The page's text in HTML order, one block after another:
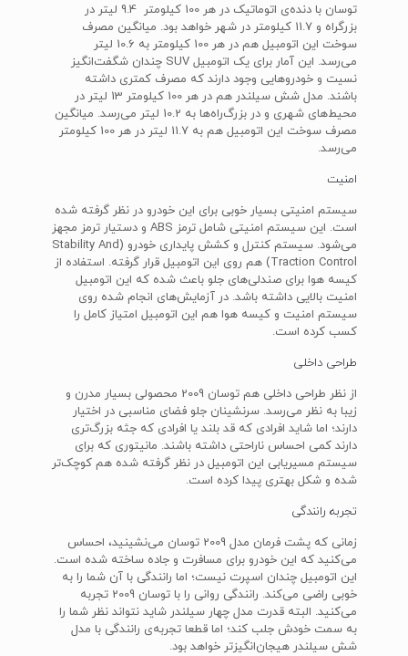
توسان با دنده‌ی اتوماتیک در هر 100 کیلومتر 9.4 لیتر در
بزرگراه و 11.7 کیلومتر در شهر خواهد بود. میانگین مصرف
سوخت این اتومبیل هم در هر 100 کیلومتر به 10.6 لیتر
می‌رسد. این آمار برای یک اتومبیل SUV‌ چندان شگفت‌انگیز
نسیت و خودروهایی وجود دارند که مصرف کمتری داشته
باشند. مدل شش سیلندر هم در هر 100 کیلومتر 13 لیتر در
محیط‌های شهری و در بزرگ‌راه‌ها به 10.2 لیتر می‌رسد. میانگین
مصرف سوخت این اتومبیل هم به 11.7 لیتر در هر 100 کیلومتر
می‌رسد.
امنیت
سیستم امنیتی بسیار خوبی برای این خودرو در نظر گرفته شده
است. این سیستم امنیتی شامل ترمز ABS و دستیار ترمز مجهز
می‌شود. سیستم کنترل و کشش پایداری خودرو (Stability And
Traction Control) هم روی این اتومبیل قرار گرفته. استفاده از
کیسه‌ هوا برای صندلی‌های جلو باعث شده که این اتومبیل
امنیت بالایی داشته باشد. در آزمایش‌های انجام شده روی
سیستم امنیت و کیسه‌ هوا هم این اتومبیل امتیاز کامل را
کسب کرده است.
طراحی داخلی
از نظر طراحی داخلی هم توسان 2009 محصولی بسیار مدرن و
زیبا به نظر می‌رسد. سرنشینان جلو فضای مناسبی در اختیار
دارند؛ اما شاید افرادی که قد بلند یا افرادی که جثه بزرگ‌تری
دارند کمی احساس ناراحتی داشته باشند. مانیتوری که برای
سیستم مسیریابی این اتومبیل در نظر گرفته شده هم کوچک‌تر
شده و شکل بهتری پیدا کرده است.
تجربه رانندگی
زمانی که پشت فرمان مدل 2009 توسان می‌نشینید، احساس
می‌کنید که این خودرو برای مسافرت و جاده ساخته شده است.
این اتومبیل چندان اسپرت نیست؛ اما رانندگی با آن شما را به
خوبی راضی می‌کند. رانندگی روانی را با توسان 2009 تجربه
می‌کنید. البته قدرت مدل چهار سیلندر شاید نتواند نظر شما را
به سمت خودش جلب کند؛ اما قطعا تجربه‌ی رانندگی با مدل
شش سیلندر هیجان‌انگیزتر خواهد بود.